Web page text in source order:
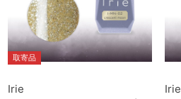
取寄品
Irie Irie